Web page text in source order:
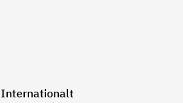
Internationalt